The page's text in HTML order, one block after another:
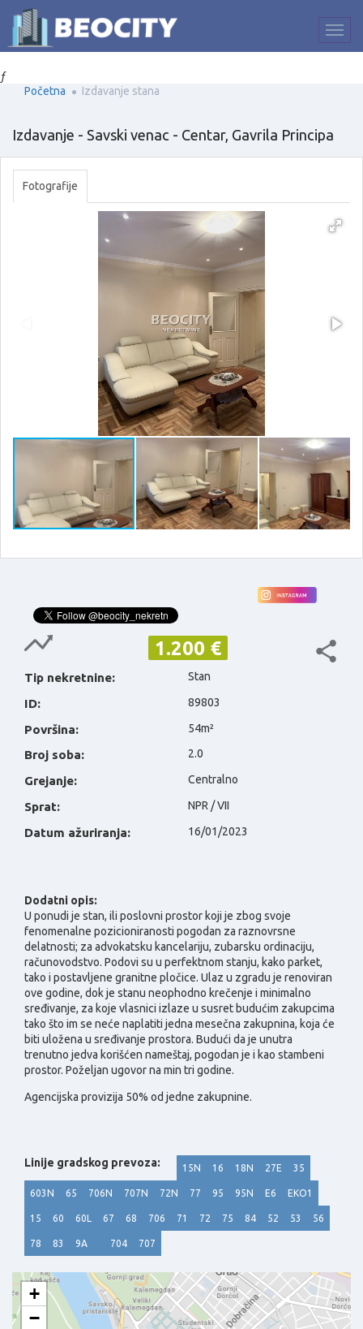
ƒ
Početna Izdavanje stana
Izdavanje - Savski venac - Centar, Gavrila Principa
Fotografije
1.200 €
Tip nekretnine: Stan
ID: 89803
Površina: 54m²
Broj soba: 2.0
Grejanje: Centralno
Sprat: NPR / VII
Datum ažuriranja: 16/01/2023
Dodatni opis:
U ponudi je stan, ili poslovni prostor koji je zbog svoje
fenomenalne pozicioniranosti pogodan za raznovrsne
delatnosti; za advokatsku kancelariju, zubarsku ordinaciju,
računovodstvo. Podovi su u perfektnom stanju, kako parket,
tako i postavljene granitne pločice. Ulaz u zgradu je renoviran
ove godine, dok je stanu neophodno krečenje i minimalno
sređivanje, za koje vlasnici izlaze u susret budućim zakupcima
tako što im se neće naplatiti jedna mesečna zakupnina, koja će
biti uložena u sređivanje prostora. Budući da je unutra
trenutno jedva korišćen nameštaj, pogodan je i kao stambeni
prostor. Poželjan ugovor na min tri godine.
Agencijska provizija 50% od jedne zakupnine.
Linije gradskog prevoza: 15N 16 18N 27E 35
603N 65 706N 707N 72N 77 95 95N E6 EKO1
15 60 60L 67 68 706 71 72 75 84 52 53 56
78 83 9A 704 707
+
−